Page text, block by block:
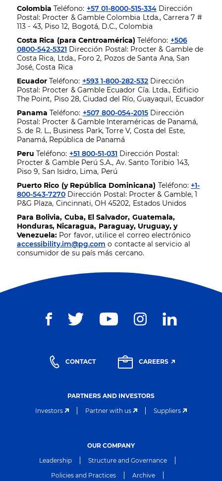
Colombia Teléfono: +57 01-8000-515-334 Dirección
Postal: Procter & Gamble Colombia Ltda., Carrera 7 #
113 - 43, Piso 12, Bogotá, D.C., Colombia
Costa Rica (para Centroamérica) Teléfono: +506
0800-542-5321 Dirección Postal: Procter & Gamble de
Costa Rica, Ltda., Foro 2, Pozos de Santa Ana, San
José, Costa Rica
Ecuador Teléfono: +593 1-800-282-532 Dirección
Postal: Procter & Gamble Ecuador Cía. Ltda., Edificio
The Point, Piso 28, Ciudad del Río, Guayaquil, Ecuador
Panama Teléfono: +507 800-054-2015 Dirección
Postal: Procter & Gamble Interaméricas de Panamá,
S. de R. L., Business Park, Torre V, Costa del Este,
Panamá, República de Panamá
Peru Teléfono: +51 800-51-031 Dirección Postal:
Procter & Gamble Perú S.A., Av. Santo Toribio 143,
Piso 9, San Isidro, Lima, Perú
Puerto Rico (y República Dominicana) Teléfono:+1-
800-543-7270 Dirección Postal: Procter & Gamble, 1
P&G Plaza, Cincinnati, OH 45202, Estados Unidos
Para Bolivia, Cuba, El Salvador, Guatemala,
Honduras, Nicaragua, Paraguay, Uruguay, y
Venezuela: Por favor, utilice el correo electrónico
accessibility.im@pg.com o contacte al servicio al
consumidor de su país más cercano.
CONTACT CAREERS
PARTNERS AND INVESTORS
Investors
Partner with us Suppliers
OUR COMPANY
Leadership
Structure and Governance
Policies and Practices
Archive